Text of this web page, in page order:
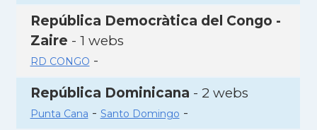
República Democràtica del Congo -
Zaire - 1 webs
RD CONGO -
República Dominicana - 2 webs
Punta Cana - Santo Domingo -